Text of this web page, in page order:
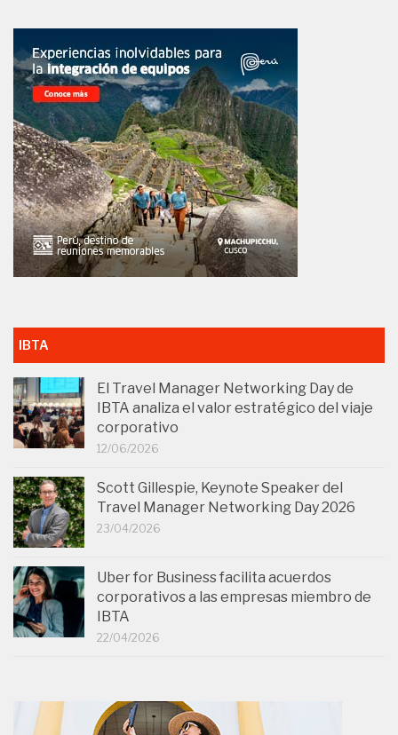
IBTA
El Travel Manager Networking Day de
IBTA analiza el valor estratégico del viaje
corporativo
12/06/2026
Scott Gillespie, Keynote Speaker del
Travel Manager Networking Day 2026
23/04/2026
Uber for Business facilita acuerdos
corporativos a las empresas miembro de
IBTA
22/04/2026